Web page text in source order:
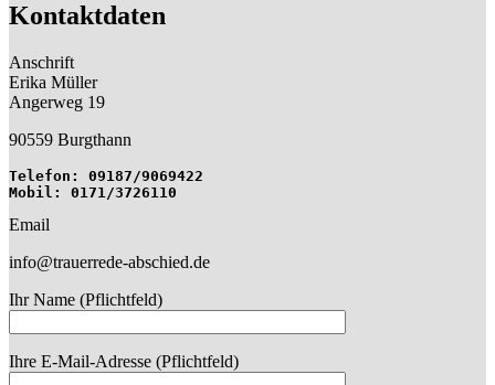
Kontaktdaten
Anschrift
Erika Müller
Angerweg 19
90559 Burgthann
Telefon: 09187/9069422
Mobil: 0171/3726110
Email
info@trauerrede-abschied.de
Ihr Name (Pflichtfeld)
Ihre E-Mail-Adresse (Pflichtfeld)